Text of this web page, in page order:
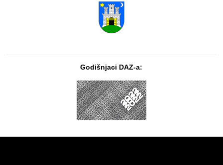
Godišnjaci DAZ-a: